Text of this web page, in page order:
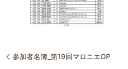
参加者名簿_第19回マロニエOP